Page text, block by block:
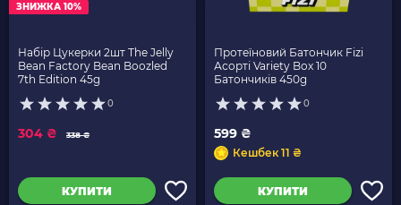
ЗНИЖКА 10%
Набір Цукерки 2шт The Jelly
Bean Factory Bean Boozled
7th Edition 45g
0
338 ₴
304 ₴
КУПИТИ
Протеїновий Батончик Fizi
Асорті Variety Box 10
Батончиків 450g
0
599 ₴
Кешбек 11 ₴
КУПИТИ